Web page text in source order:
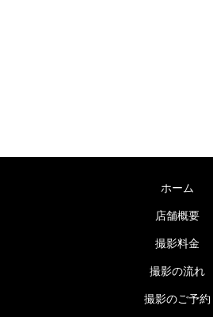
ホーム
店舗概要
撮影料金
撮影の流れ
撮影のご予約